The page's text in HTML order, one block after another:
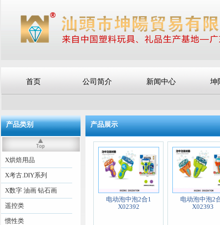
首页 公司简介 新闻中心 坤
产品类别
X烘焙用品
X考古.DIY系列
X数字 油画 钻石画
遥控类
惯性类
产品展示
电动泡中泡2合1
X02392
电动泡中泡2
X02393